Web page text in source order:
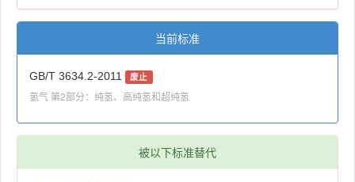
当前标准
GB/T 3634.2-2011 废止
氢气 第2部分：纯氢、高纯氢和超纯氢
被以下标准替代